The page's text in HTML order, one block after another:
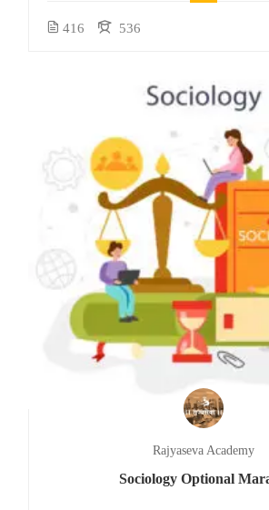
416 536
Rajyaseva Academy
Sociology Optional